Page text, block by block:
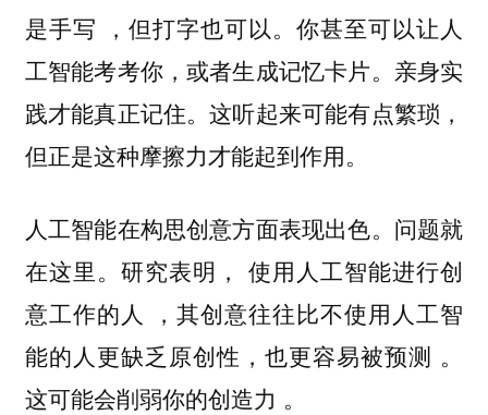
是手写 ，但打字也可以。你甚至可以让人
工智能考考你，或者生成记忆卡片。亲身实
践才能真正记住。这听起来可能有点繁琐，
但正是这种摩擦力才能起到作用。
人工智能在构思创意方面表现出色。问题就
在这里。研究表明， 使用人工智能进行创
意工作的人 ，其创意往往比不使用人工智
能的人更缺乏原创性，也更容易被预测 。
这可能会削弱你的创造力 。